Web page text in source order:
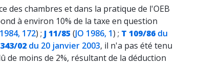
des chambres et dans la pratique de l'OEB
à environ 10% de la taxe en question
172) ; J 11/85 (JO 1986, 1) ; T 109/86 du
02du 20 janvier 2003, il n'a pas été tenu
moins de 2%, résultant de la déduction